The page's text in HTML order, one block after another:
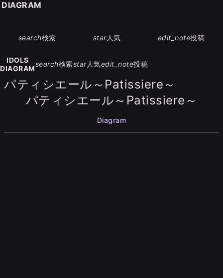
search検索 star人気 edit_note投稿
IDOLS
DIAGRAM
search検索star人気edit_note投稿
パティシエール～Patissiere～
パティシエール～Patissiere～
Diagram